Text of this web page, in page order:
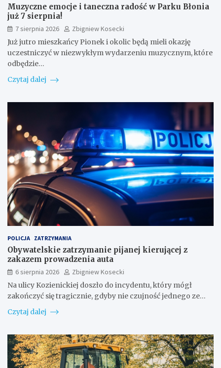
Muzyczne emocje i taneczna radość w Parku Błonia
już 7 sierpnia!
7 sierpnia 2026
Zbigniew Kosecki
Już jutro mieszkańcy Pionek i okolic będą mieli okazję
uczestniczyć w niezwykłym wydarzeniu muzycznym, które
odbędzie…
Czytaj dalej
POLICJA ZATRZYMANIA
Obywatelskie zatrzymanie pijanej kierującej z
zakazem prowadzenia auta
6 sierpnia 2026
Zbigniew Kosecki
Na ulicy Kozienickiej doszło do incydentu, który mógł
zakończyć się tragicznie, gdyby nie czujność jednego ze…
Czytaj dalej